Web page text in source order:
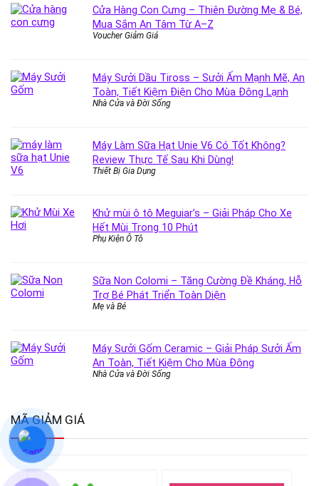
Cửa Hàng Con Cưng – Thiên Đường Mẹ & Bé,
Mua Sắm An Tâm Từ A–Z
Voucher Giảm Giá
Máy Sưởi Dầu Tiross – Sưởi Ấm Mạnh Mẽ, An
Toàn, Tiết Kiệm Điện Cho Mùa Đông Lạnh
Nhà Cửa và Đời Sống
Máy Làm Sữa Hạt Unie V6 Có Tốt Không?
Review Thực Tế Sau Khi Dùng!
Thiết Bị Gia Dụng
Khử mùi ô tô Meguiar’s – Giải Pháp Cho Xe
Hết Mùi Trong 10 Phút
Phụ Kiện Ô Tô
Sữa Non Colomi – Tăng Cường Đề Kháng, Hỗ
Trợ Bé Phát Triển Toàn Diện
Mẹ và Bé
Máy Sưởi Gốm Ceramic – Giải Pháp Sưởi Ấm
An Toàn, Tiết Kiệm Cho Mùa Đông
Nhà Cửa và Đời Sống
MÃ GIẢM GIÁ